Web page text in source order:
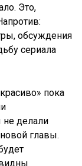
Это,
обсуждения
сериала
пока
не делали
главы.